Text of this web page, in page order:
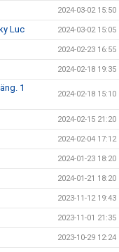
2024-03-02 15:50
Luc 2024-03-02 15:05
2024-02-23 16:55
2024-02-18 19:35
1
2024-02-18 15:10
2024-02-15 21:20
2024-02-04 17:12
2024-01-23 18:20
2024-01-21 18:20
2023-11-12 19:43
2023-11-01 21:35
2023-10-29 12:24